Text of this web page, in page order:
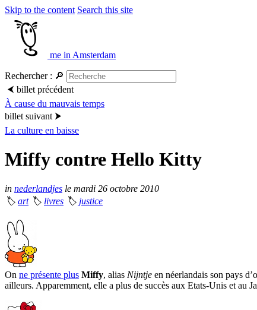
Skip to the content Search this site
me in Amsterdam
Rechercher : 🔎
⮜ billet précédent
À cause du mauvais temps
billet suivant ⮞
La culture en baisse
Miffy contre Hello Kitty
in nederlandjes le mardi 26 octobre 2010
🏷 art 🏷 livres 🏷 justice
On ne présente plus Miffy, alias Nijntje en néerlandais son pays
ailleurs. Apparemment, elle a plus de succès aux Etats-Unis et au